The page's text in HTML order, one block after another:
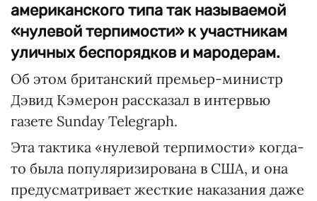
американского типа так называемой
«нулевой терпимости» к участникам
уличных беспорядков и мародерам.
Об этом британский премьер-министр
Дэвид Кэмерон рассказал в интервью
газете Sunday Telegraph.
Эта тактика «нулевой терпимости» когда-
то была популяризирована в США, и она
предусматривает жесткие наказания даже